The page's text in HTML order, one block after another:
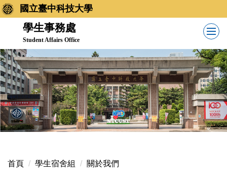
跳
到
內
容
區
國立臺中科技大學
學生事務處
Student Affairs Office
首頁 學生宿舍組 關於我們